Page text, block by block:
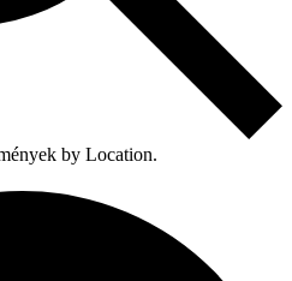
by Location.